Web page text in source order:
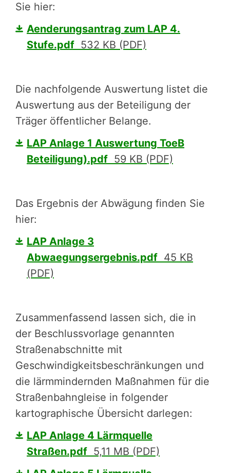
Sie hier:
Aenderungsantrag zum LAP 4.
Stufe.pdf 532 KB (PDF)
Die nachfolgende Auswertung listet die
Auswertung aus der Beteiligung der
Träger öffentlicher Belange.
LAP Anlage 1 Auswertung ToeB
Beteiligung).pdf 59 KB (PDF)
Das Ergebnis der Abwägung finden Sie
hier:
LAP Anlage 3
Abwaegungsergebnis.pdf 45 KB
(PDF)
Zusammenfassend lassen sich, die in
der Beschlussvorlage genannten
Straßenabschnitte mit
Geschwindigkeitsbeschränkungen und
die lärmmindernden Maßnahmen für die
Straßenbahngleise in folgender
kartographische Übersicht darlegen:
LAP Anlage 4 Lärmquelle
Straßen.pdf 5,11 MB (PDF)